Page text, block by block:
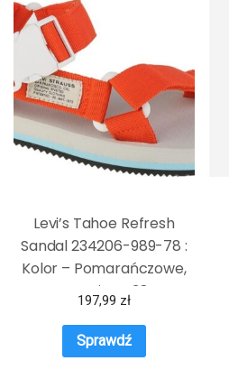
Levi’s Tahoe Refresh
Sandal 234206-989-78 :
Kolor – Pomarańczowe,
Rozmiar – 38
197,99 zł
Sprawdź